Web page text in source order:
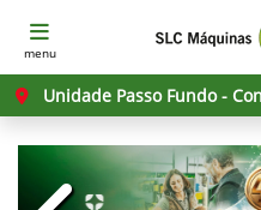
menu
Unidade Passo Fundo -